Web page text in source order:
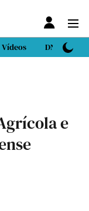
Vídeos DN Sport
e